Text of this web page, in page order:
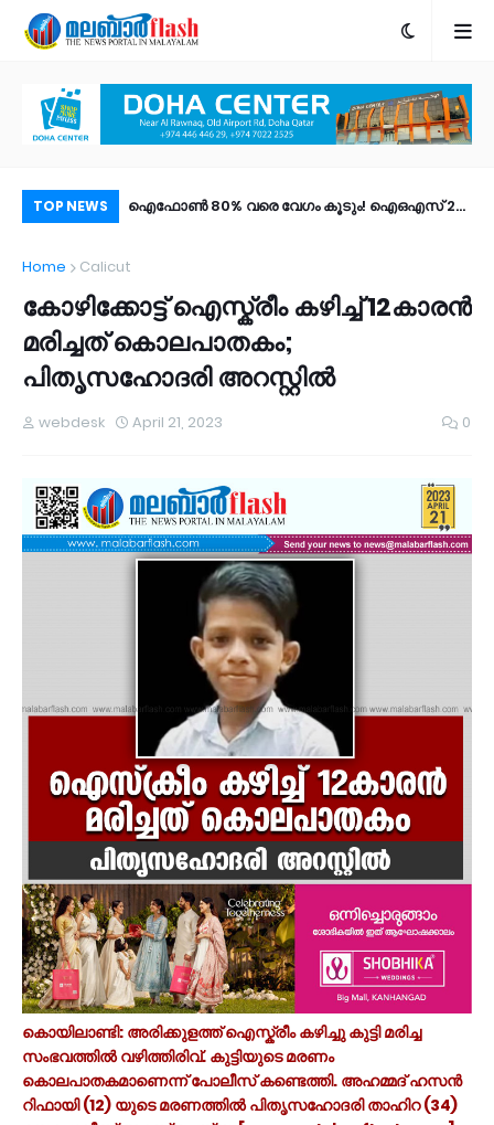
TOP NEWS
കാസര്‍കോട്
ഐഫോൺ 80% വരെ വേഗം കൂടും! ഐഒഎസ് 27
എങ്ങനെ ഡൗൺലോഡ് ചെയ്യാം?
Home
Calicut
കോഴിക്കോട്ട് ഐസ്ക്രീം കഴിച്ച് 12കാരൻ
മരിച്ചത് കൊലപാതകം;
പിതൃസഹോദരി അറസ്റ്റിൽ
webdesk April 21, 2023 0
കൊയിലാണ്ടി: അരിക്കുളത്ത് ഐസ്ക്രീം കഴിച്ചു കുട്ടി മരിച്ച
സംഭവത്തിൽ വഴിത്തിരിവ്. കുട്ടിയുടെ മരണം
കൊലപാതകമാണെന്ന് പോലീസ് കണ്ടെത്തി. അഹമ്മദ് ഹസൻ
റിഫായി (12) യുടെ മരണത്തിൽ പിതൃസഹോദരി താഹിറ (34)